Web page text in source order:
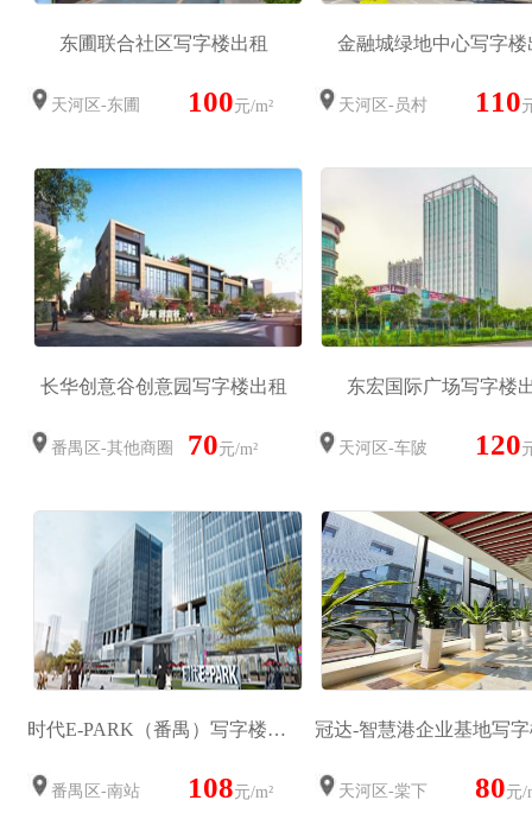
东圃联合社区写字楼出租
天河区-东圃 100元/m²
金融城绿地中心写字楼
天河区-员村 110
长华创意谷创意园写字楼出租
番禺区-其他商圈 70元/m²
东宏国际广场写字楼
天河区-车陂 120
时代E-PARK（番禺）写字楼出租
番禺区-南站 108元/m²
冠达-智慧港企业基地写
天河区-棠下 80元/